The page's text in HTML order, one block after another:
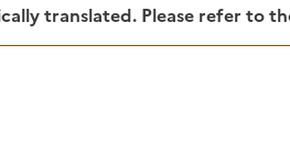
translated. Please refer to